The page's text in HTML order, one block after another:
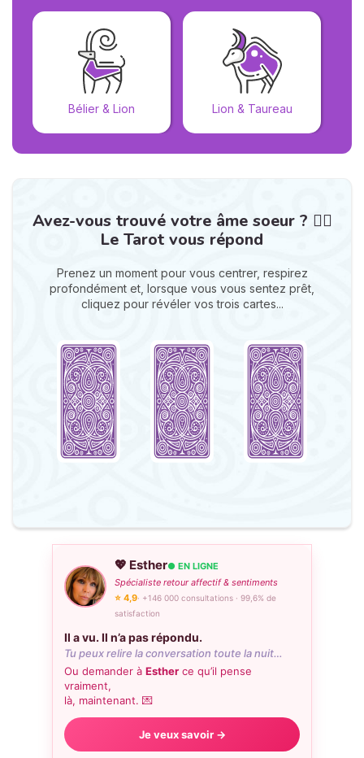
Bélier & Lion Lion & Taureau
Avez-vous trouvé votre âme soeur ? ❤️‍🔥
Le Tarot vous répond
Prenez un moment pour vous centrer, respirez
profondément et, lorsque vous vous sentez prêt,
cliquez pour révéler vos trois cartes...
💖 Esther● EN LIGNE
Spécialiste retour affectif & sentiments
⭐ 4,9· +146 000 consultations · 99,6% de
satisfaction
Il a vu. Il n’a pas répondu.
Tu peux relire la conversation toute la nuit…
Ou demander à Esther ce qu’il pense
vraiment,
là, maintenant. 💌
Je veux savoir →